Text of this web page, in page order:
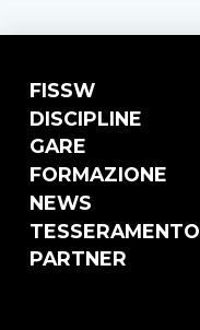
FISSW
DISCIPLINE
GARE
FORMAZIONE
NEWS
TESSERAMENTO
PARTNER